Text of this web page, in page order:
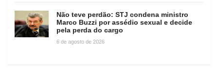
Não teve perdão: STJ condena ministro
Marco Buzzi por assédio sexual e decide
pela perda do cargo
6 de agosto de 2026